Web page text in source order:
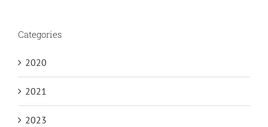
Categories
2020
2021
2023